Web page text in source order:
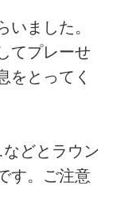
ました。
てプレーせ
をとってく
どとラウン
す。ご注意